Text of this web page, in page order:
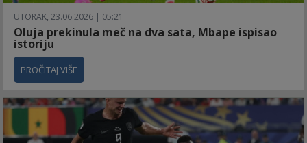
UTORAK, 23.06.2026 | 05:21
Oluja prekinula meč na dva sata, Mbape ispisao
istoriju
PROČITAJ VIŠE